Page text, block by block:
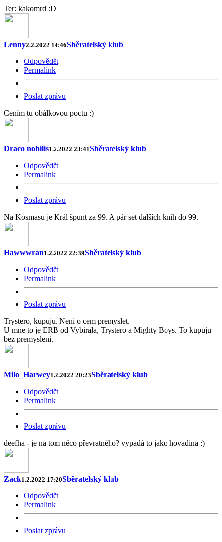
Ter: kakomrd :D
Lenny2.2.2022 14:46Sběratelský klub
Odpovědět
Permalink
Poslat zprávu
Cením tu obálkovou poctu :)
Draco nobilis1.2.2022 23:41Sběratelský klub
Odpovědět
Permalink
Poslat zprávu
Na Kosmasu je Král špunt za 99. A pár set dalších knih do 99.
Hawwwran1.2.2022 22:39Sběratelský klub
Odpovědět
Permalink
Poslat zprávu
Trystero, kupuju. Neni o cem premyslet.
U mne to je ERB od Vybirala, Trystero a Mighty Boys. To kupuju
bez premysleni.
Milo_Harwey1.2.2022 20:23Sběratelský klub
Odpovědět
Permalink
Poslat zprávu
deefha - je na tom něco převratného? vypadá to jako hovadina :)
Zack1.2.2022 17:20Sběratelský klub
Odpovědět
Permalink
Poslat zprávu